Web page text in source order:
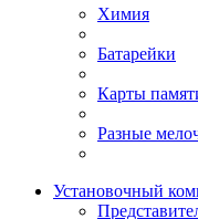
Химия
Батарейки
Карты
Разные
Установочный